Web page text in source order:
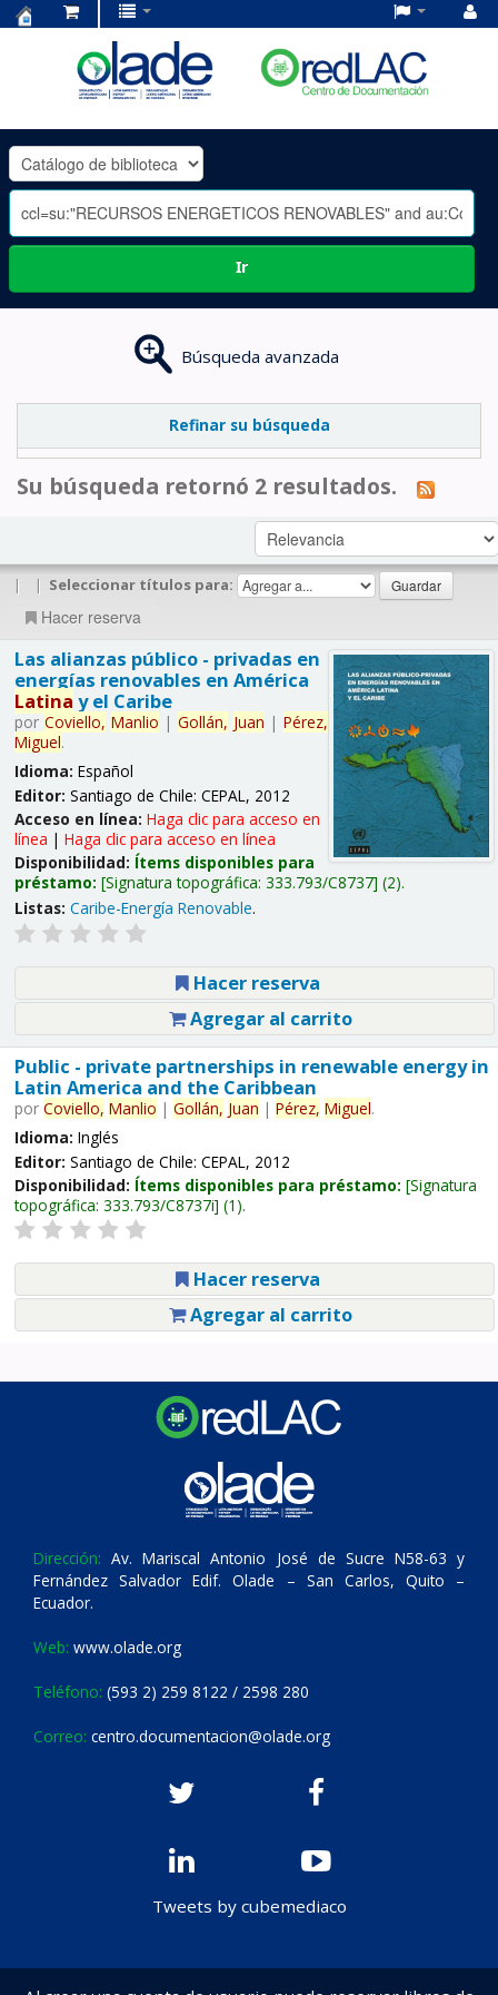
OLADE
-
Ir
Búsqueda avanzada
Refinar su búsqueda
Su búsqueda retornó 2 resultados.
| | Seleccionar títulos para:
Hacer reserva
Las alianzas público - privadas en
energías renovables en América
Latina y el Caribe
por Coviello, Manlio | Gollán, Juan | Pérez,
Miguel.
Idioma: Español
Editor: Santiago de Chile: CEPAL, 2012
Acceso en línea: Haga clic para acceso en
línea | Haga clic para acceso en línea
Disponibilidad: Ítems disponibles para
préstamo: Signatura topográfica: 333.793/C8737 (2).
Listas: Caribe-Energía Renovable.
Hacer reserva
Agregar al carrito
Public - private partnerships in renewable energy in
Latin America and the Caribbean
por Coviello, Manlio | Gollán, Juan | Pérez, Miguel.
Idioma: Inglés
Editor: Santiago de Chile: CEPAL, 2012
Disponibilidad: Ítems disponibles para préstamo: Signatura
topográfica: 333.793/C8737i (1).
Hacer reserva
Agregar al carrito
Dirección: Av. Mariscal Antonio José de Sucre N58-63 y
Fernández Salvador Edif. Olade – San Carlos, Quito –
Ecuador.
Web: www.olade.org
Teléfono: (593 2) 259 8122 / 2598 280
Correo: centro.documentacion@olade.org
Tweets by cubemediaco